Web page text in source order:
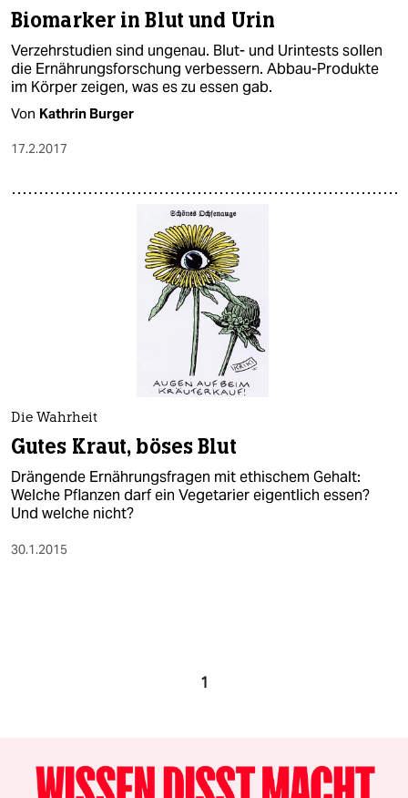
Biomarker in Blut und Urin
Verzehrstudien sind ungenau. Blut- und Urintests sollen
die Ernährungsforschung verbessern. Abbau-Produkte
im Körper zeigen, was es zu essen gab.
Von Kathrin Burger
17.2.2017
Die Wahrheit
Gutes Kraut, böses Blut
Drängende Ernährungsfragen mit ethischem Gehalt:
Welche Pflanzen darf ein Vegetarier eigentlich essen?
Und welche nicht?
30.1.2015
1